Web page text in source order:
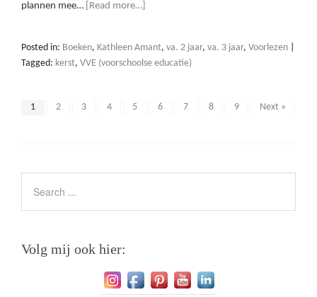
plannen mee… [Read more…]
Posted in: Boeken, Kathleen Amant, va. 2 jaar, va. 3 jaar, Voorlezen
Tagged: kerst, VVE (voorschoolse educatie)
1 2 3 4 5 6 7 8 9 Next »
Volg mij ook hier: